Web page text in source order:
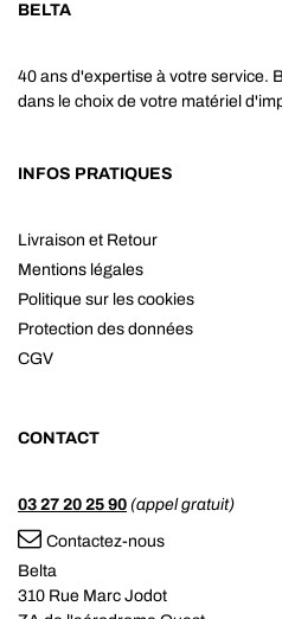
BELTA
40 ans d'expertise à votre service.
dans le choix de votre matériel
INFOS PRATIQUES
Livraison et Retour
Mentions légales
Politique sur les cookies
Protection des données
CGV
CONTACT
03 27 20 25 90 (appel gratuit)
Contactez-nous
Belta
310 Rue Marc Jodot